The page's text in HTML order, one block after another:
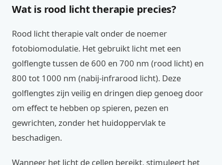
Wat is rood licht therapie precies?
Rood licht therapie valt onder de noemer
fotobiomodulatie. Het gebruikt licht met een
golflengte tussen de 600 en 700 nm (rood licht) en
800 tot 1000 nm (nabij-infrarood licht). Deze
golflengtes zijn veilig en dringen diep genoeg door
om effect te hebben op spieren, pezen en
gewrichten, zonder het huidoppervlak te
beschadigen.
Wanneer het licht de cellen bereikt, stimuleert het